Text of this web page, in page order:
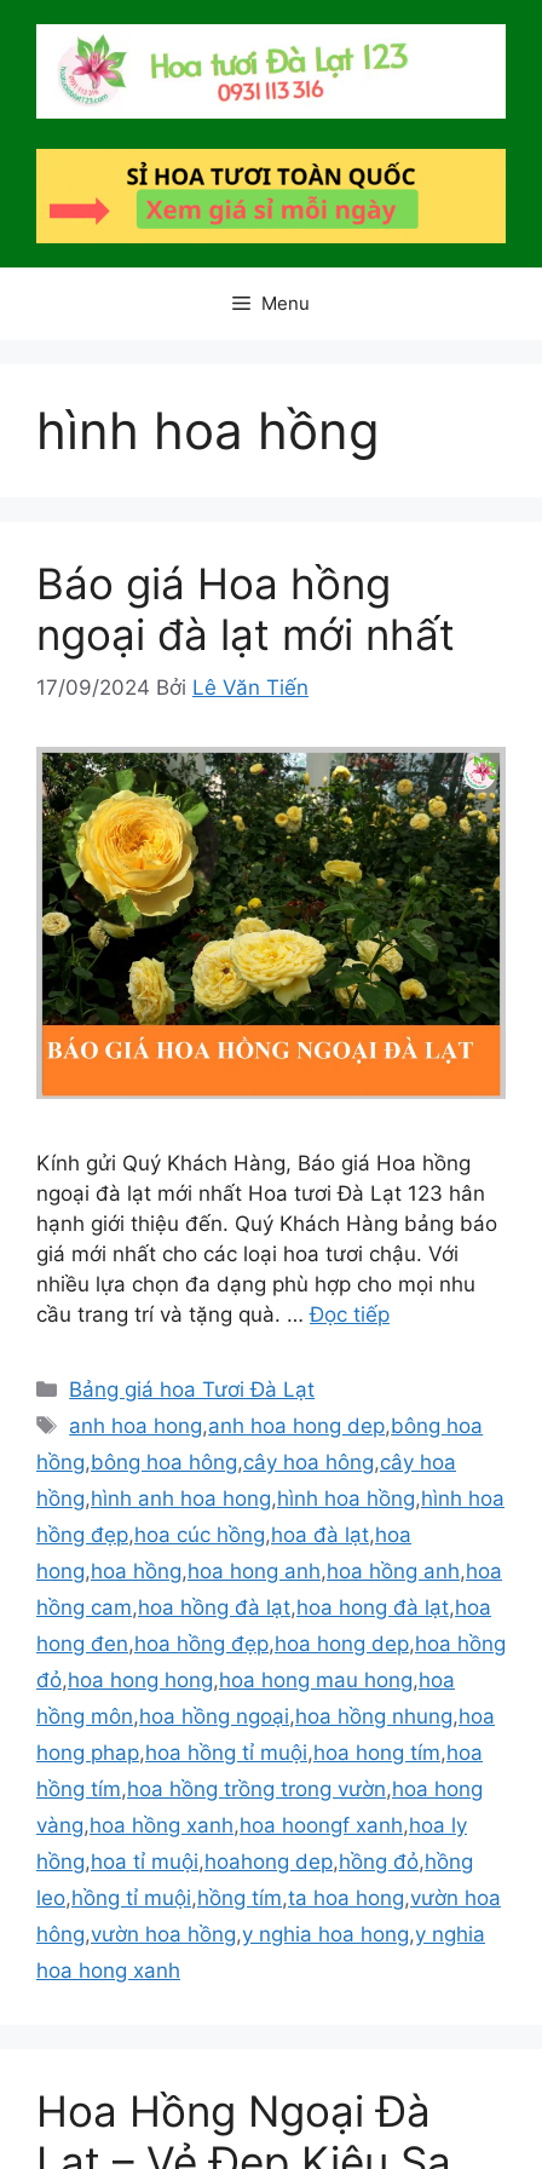
Menu
hình hoa hồng
Báo giá Hoa hồng
ngoại đà lạt mới nhất
17/09/2024 Bởi Lê Văn Tiến
Kính gửi Quý Khách Hàng, Báo giá Hoa hồng
ngoại đà lạt mới nhất Hoa tươi Đà Lạt 123 hân
hạnh giới thiệu đến. Quý Khách Hàng bảng báo
giá mới nhất cho các loại hoa tươi chậu. Với
nhiều lựa chọn đa dạng phù hợp cho mọi nhu
cầu trang trí và tặng quà. …Đọc tiếp
Danh
mục
Bảng giá hoa Tươi Đà Lạt
Thẻ
anh hoa hong,anh hoa hong dep,bông hoa
hồng,bông hoa hông,cây hoa hông,cây hoa
hồng,hình anh hoa hong,hình hoa hồng,hình hoa
hồng đẹp,hoa cúc hồng,hoa đà lạt,hoa
hong,hoa hồng,hoa hong anh,hoa hồng anh,hoa
hồng cam,hoa hồng đà lạt,hoa hong đà lạt,hoa
hong đen,hoa hồng đẹp,hoa hong dep,hoa hồng
đỏ,hoa hong hong,hoa hong mau hong,hoa
hồng môn,hoa hồng ngoại,hoa hồng nhung,hoa
hong phap,hoa hồng tỉ muội,hoa hong tím,hoa
hồng tím,hoa hồng trồng trong vườn,hoa hong
vàng,hoa hồng xanh,hoa hoongf xanh,hoa ly
hồng,hoa tỉ muội,hoahong dep,hồng đỏ,hồng
leo,hồng tỉ muội,hồng tím,ta hoa hong,vườn hoa
hông,vườn hoa hồng,y nghia hoa hong,y nghia
hoa hong xanh
Hoa Hồng Ngoại Đà